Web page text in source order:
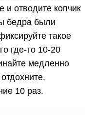
и отводите копчик
бедра были
такое
где-то 10-20
медленно
10 раз.